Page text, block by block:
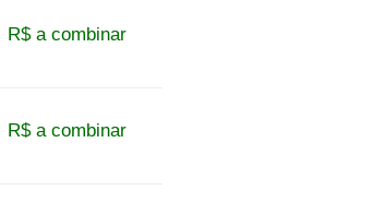
R$ a combinar
R$ a combinar